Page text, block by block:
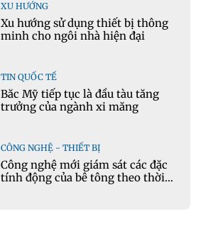
XU HƯỚNG
Xu hướng sử dụng thiết bị thông
minh cho ngôi nhà hiện đại
TIN QUỐC TẾ
Bắc Mỹ tiếp tục là đầu tàu tăng
trưởng của ngành xi măng
CÔNG NGHỆ - THIẾT BỊ
Công nghệ mới giám sát các đặc
tính động của bê tông theo thời